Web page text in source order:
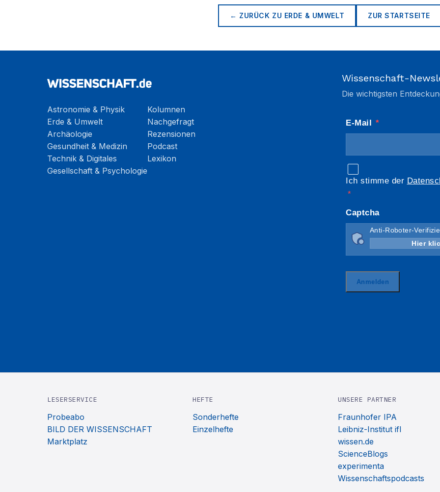
← ZURÜCK ZU ERDE & UMWELT ZUR STARTSEITE
Astronomie & Physik
Erde & Umwelt
Archäologie
Gesundheit & Medizin
Technik & Digitales
Gesellschaft & Psychologie
Kolumnen
Nachgefragt
Rezensionen
Podcast
Lexikon
Wissenschaft-
Die wichtigsten
LESERSERVICE
Probeabo
BILD DER WISSENSCHAFT
Marktplatz
HEFTE
Sonderhefte
Einzelhefte
UNSERE PARTNER
Fraunhofer IPA
Leibniz-Institut ifl
wissen.de
ScienceBlogs
experimenta
Wissenschaftspodcasts